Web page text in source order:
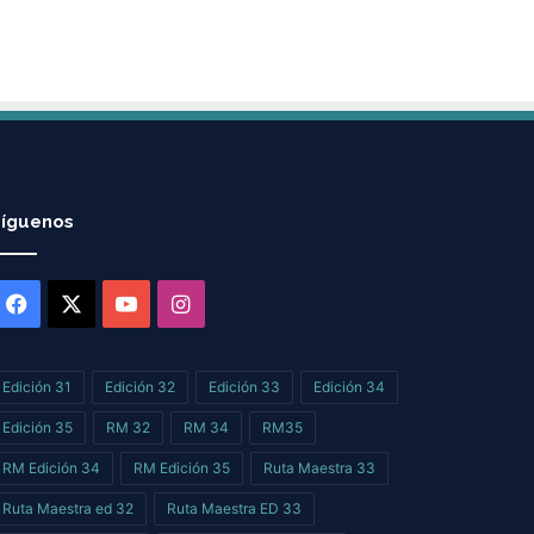
Facebook YouTubeInstagram
Edición 31 Edición 32 Edición 33 Edición 34
Edición 35 RM 32 RM 34 RM35
RM Edición 34 RM Edición 35 Ruta Maestra 33
Ruta Maestra ed 32 Ruta Maestra ED 33